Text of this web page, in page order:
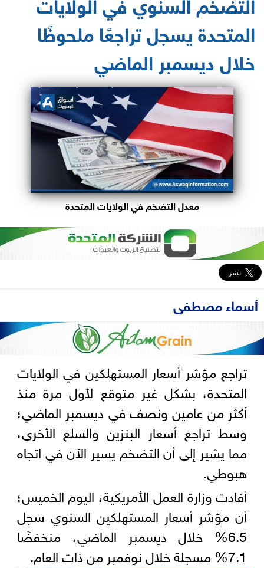
المتحدة يسجل تراجعًا ملحوظًا
خلال ديسمبر الماضي
معدل التضخم في الولايات المتحدة
أسماء مصطفى
تراجع مؤشر أسعار المستهلكين في الولايات
المتحدة، بشكل غير متوقع لأول مرة منذ
أكثر من عامين ونصف في ديسمبر الماضي؛
وسط تراجع أسعار البنزين والسلع الأخرى،
مما يشير إلى أن التضخم يسير الآن في اتجاه
هبوطي.
أفادت وزارة العمل الأمريكية، اليوم الخميس؛
أن مؤشر أسعار المستهلكين السنوي سجل
6.5% خلال ديسمبر الماضي، منخفضًا
7.1% مسجلة خلال نوفمبر من ذات العام.